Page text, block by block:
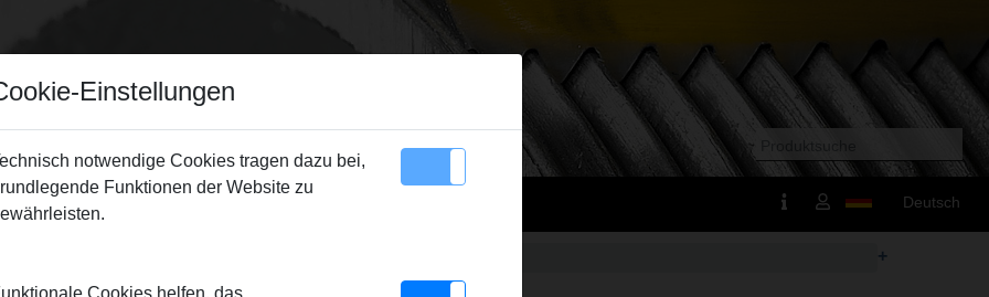
Deutsch
+
Einstellungen
notwendige Cookies tragen dazu bei,
Funktionen der Website zu
Cookies helfen, das